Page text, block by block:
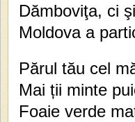
Dămboviţa, ci
Moldova a
Părul tău cel
Mai ții minte
Foaie verde